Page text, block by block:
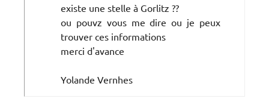
existe une stelle à Gorlitz ??
ou pouvz vous me dire ou je peux
trouver ces informations
merci d'avance
Yolande Vernhes